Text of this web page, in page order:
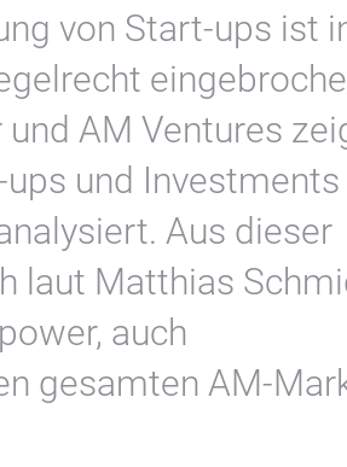
von Start-ups ist
AM Ventures
und
Aus dieser
laut Matthias
auch
gesamten AM-